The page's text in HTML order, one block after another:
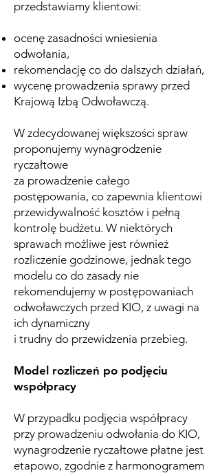
przedstawiamy klientowi:
ocenę zasadności wniesienia
odwołania,
rekomendację co do dalszych działań,
wycenę prowadzenia sprawy przed
Krajową Izbą Odwoławczą.
W zdecydowanej większości spraw
proponujemy wynagrodzenie
ryczałtowe
za prowadzenie całego
postępowania, co zapewnia klientowi
przewidywalność kosztów i pełną
kontrolę budżetu. W niektórych
sprawach możliwe jest również
rozliczenie godzinowe, jednak tego
modelu co do zasady nie
rekomendujemy w postępowaniach
odwoławczych przed KIO, z uwagi na
ich dynamiczny
i trudny do przewidzenia przebieg.
Model rozliczeń po podjęciu
współpracy
W przypadku podjęcia współpracy
przy prowadzeniu odwołania do KIO,
wynagrodzenie ryczałtowe płatne jest
etapowo, zgodnie z harmonogramem